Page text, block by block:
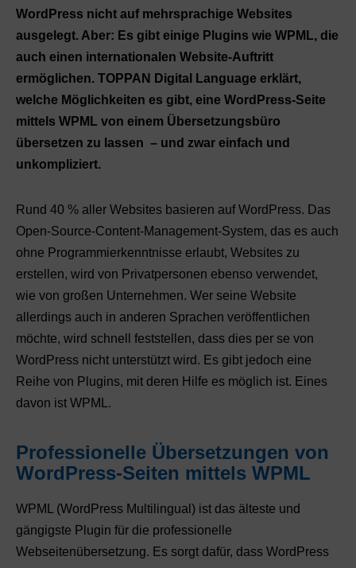
WordPress nicht auf mehrsprachige Websites
ausgelegt. Aber: Es gibt einige Plugins wie WPML, die
auch einen internationalen Website-Auftritt
ermöglichen. TOPPAN Digital Language erklärt,
welche Möglichkeiten es gibt, eine WordPress-Seite
mittels WPML von einem Übersetzungsbüro
übersetzen zu lassen – und zwar einfach und
unkompliziert.
Rund 40 % aller Websites basieren auf WordPress. Das
Open-Source-Content-Management-System, das es auch
ohne Programmierkenntnisse erlaubt, Websites zu
erstellen, wird von Privatpersonen ebenso verwendet,
wie von großen Unternehmen. Wer seine Website
allerdings auch in anderen Sprachen veröffentlichen
möchte, wird schnell feststellen, dass dies per se von
WordPress nicht unterstützt wird. Es gibt jedoch eine
Reihe von Plugins, mit deren Hilfe es möglich ist. Eines
davon ist WPML.
Professionelle Übersetzungen von
WordPress-Seiten mittels WPML
WPML (WordPress Multilingual) ist das älteste und
gängigste Plugin für die professionelle
Webseitenübersetzung. Es sorgt dafür, dass WordPress